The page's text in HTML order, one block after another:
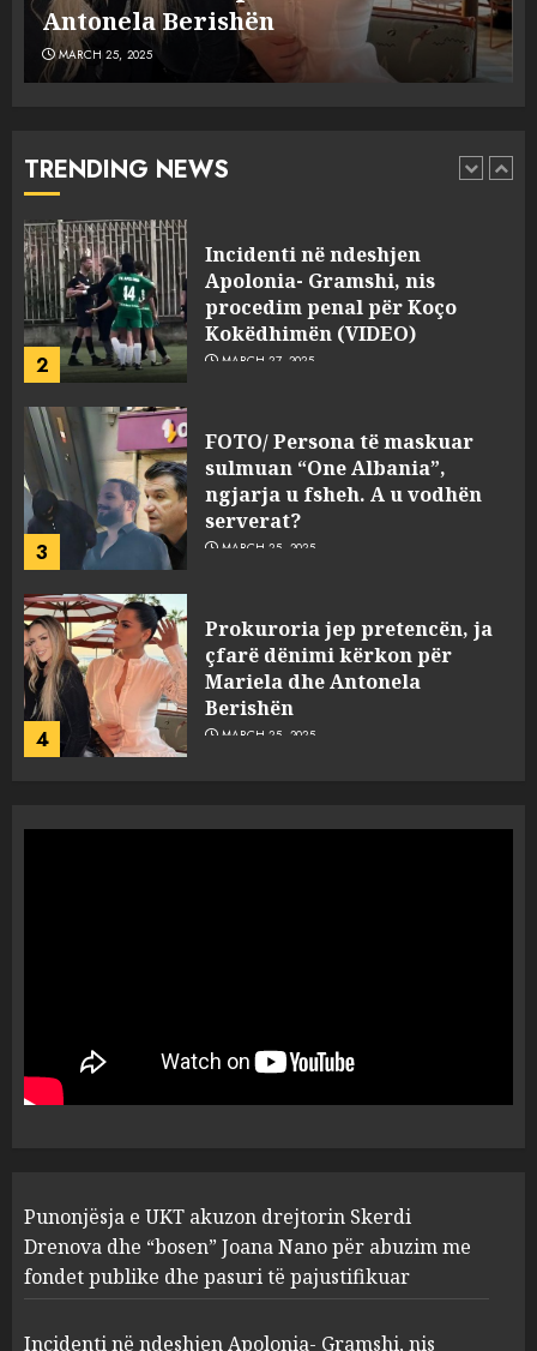
plagosën!
MARCH 25, 2025
TRENDING NEWS
MARCH 25, 2025
1
Punonjësja e UKT akuzon
pasuri të pajustifikuar
2
Incidenti në ndeshjen
Apolonia- Gramshi, nis
procedim penal për Koço
Kokëdhimën (VIDEO)
MARCH 27, 2025
3
FOTO/ Persona të maskuar
sulmuan “One Albania”,
ngjarja u fsheh. A u vodhën
serverat?
MARCH 25, 2025
4
Prokuroria jep pretencën, ja
çfarë dënimi kërkon për
Mariela dhe Antonela
Berishën
MARCH 25, 2025
1
“bosen” Joana Nano për
abuzim me fondet publike dhe
pasuri të pajustifikuar
2
Apolonia- Gramshi, nis
procedim penal për Koço
Kokëdhimën (VIDEO)
MARCH 27, 2025
Punonjësja e UKT akuzon drejtorin Skerdi
Drenova dhe “bosen” Joana Nano për abuzim me
fondet publike dhe pasuri të pajustifikuar
Incidenti në ndeshjen Apolonia- Gramshi, nis